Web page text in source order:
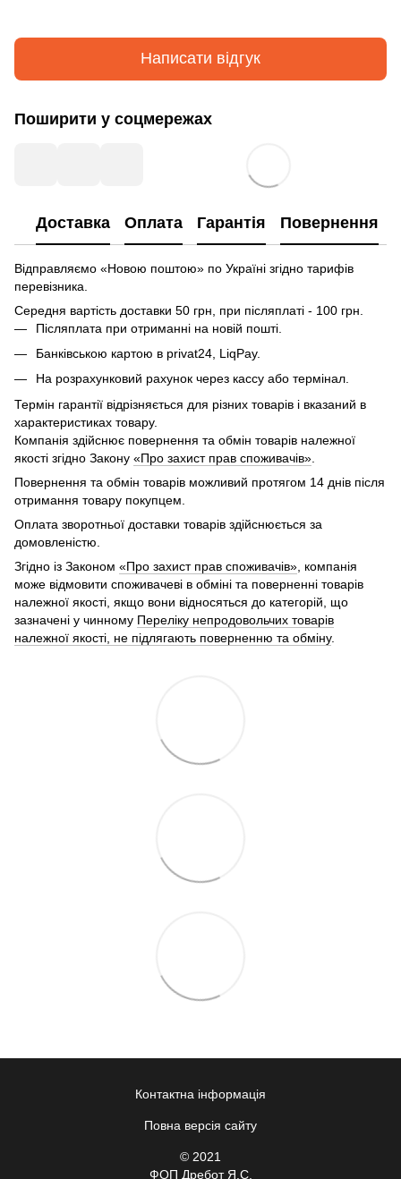
Написати відгук
Поширити у соцмережах
Доставка Оплата Гарантія Повернення
Відправляємо «Новою поштою» по Україні згідно тарифів
перевізника.
Середня вартість доставки 50 грн, при післяплаті - 100 грн.
Післяплата при отриманні на новій пошті.
Банківською картою в privat24, LiqPay.
На розрахунковий рахунок через кассу або термінал.
Термін гарантії відрізняється для різних товарів і вказаний в
характеристиках товару.
Компанія здійснює повернення та обмін товарів належної
якості згідно Закону «Про захист прав споживачів»
Повернення та обмін товарів можливий протягом 14 днів після
отримання товару покупцем.
Оплата зворотньої доставки товарів здійснюється за
домовленістю.
Згідно із Законом «Про захист прав споживачів» , компанія
може відмовити споживачеві в обміні та поверненні товарів
належної якості, якщо вони відносяться до категорій, що
зазначені у чинному Переліку непродовольчих товарів
належної якості, не підлягають поверненню та обміну.
Контактна інформація
Повна версія сайту
© 2021
ФОП Дребот Я.С.